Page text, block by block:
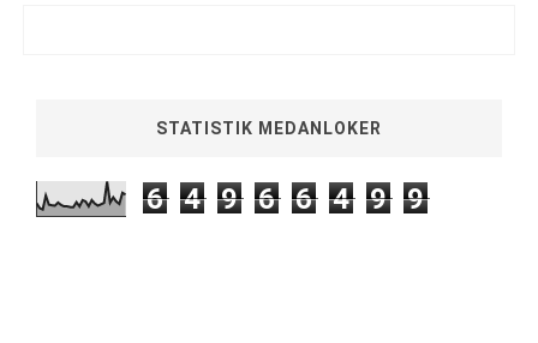
STATISTIK MEDANLOKER
6 4 9 6 6 4 9 9